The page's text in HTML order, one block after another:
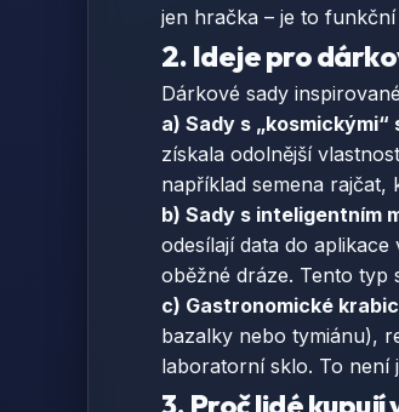
jen hračka – je to
2. Ideje pro
Dárkové sady
a) Sady s „kosmickými“
získala odolnější
například semena rajčat,
b) Sady s inteligentním
odesílají data do
oběžné dráze. Tento typ
c) Gastronomické
bazalky nebo tymiánu),
laboratorní sklo. To není
3. Proč lidé